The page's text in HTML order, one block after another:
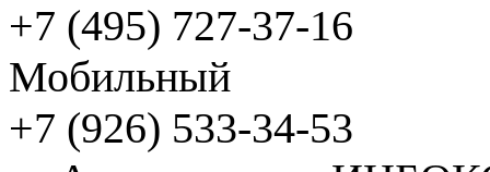
+7 (495) 727-37-16
Мобильный
+7 (926) 533-34-53